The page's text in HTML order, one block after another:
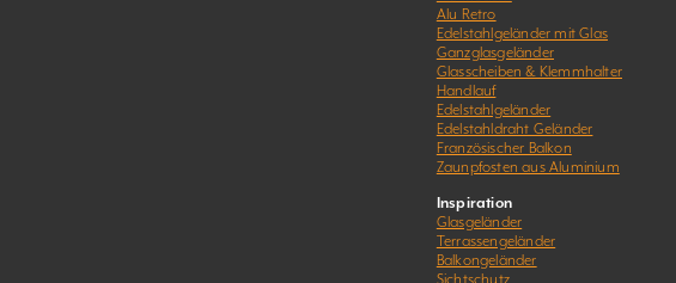
Alu Retro
Edelstahlgeländer mit Glas
Ganzglasgeländer
Glasscheiben & Klemmhalter
Handlauf
Edelstahlgeländer
Edelstahldraht Geländer
Französischer Balkon
Zaunpfosten aus Aluminium
Inspiration
Glasgeländer
Terrassengeländer
Balkongeländer
Sichtschutz